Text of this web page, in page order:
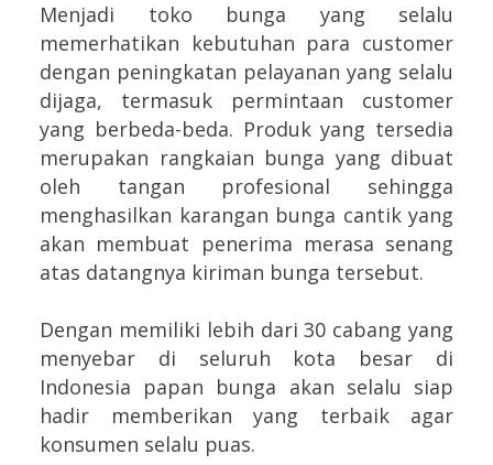
Menjadi toko bunga yang selalu
memerhatikan kebutuhan para customer
dengan peningkatan pelayanan yang selalu
dijaga, termasuk permintaan customer
yang berbeda-beda. Produk yang tersedia
merupakan rangkaian bunga yang dibuat
oleh tangan profesional sehingga
menghasilkan karangan bunga cantik yang
akan membuat penerima merasa senang
atas datangnya kiriman bunga tersebut.
Dengan memiliki lebih dari 30 cabang yang
menyebar di seluruh kota besar di
Indonesia papan bunga akan selalu siap
hadir memberikan yang terbaik agar
konsumen selalu puas.